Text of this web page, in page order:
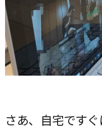
さあ、自宅です